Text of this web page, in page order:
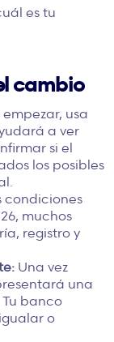
es tu
cambio
usa
a ver
si el
los posibles
condiciones
muchos
registro y
Una vez
una
banco
o